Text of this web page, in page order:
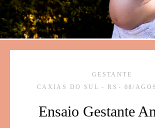
GESTANTE
CAXIAS DO SUL - RS
08/
Ensaio Gestante